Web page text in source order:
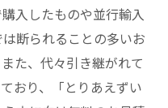
入したものや並行輸入
断られることの多いお
た、代々引き継がれて
おり、「とりあえずい